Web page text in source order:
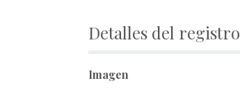
Detalles del registro
Imagen